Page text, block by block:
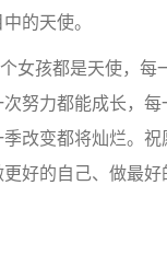
的天使。
孩都是天使，每
努力都能成长，
改变都将灿烂。祝
好的自己、做最好